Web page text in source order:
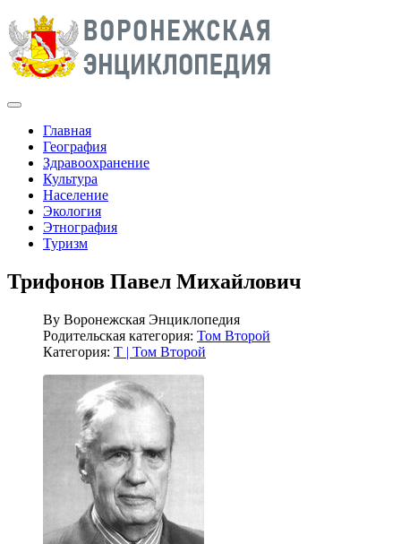
Главная
География
Здравоохранение
Культура
Население
Экология
Этнография
Туризм
Трифонов Павел Михайлович
By Воронежская Энциклопедия
Родительская категория: Том Второй
Категория: Т | Том Второй